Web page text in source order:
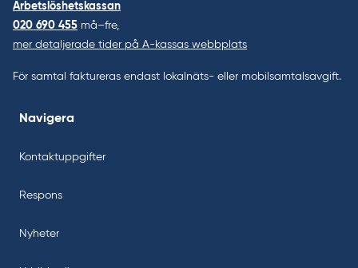
Arbetslöshetskassan
020 690 455 må–fre,
mer detaljerade tider på A-kassas webbplats
För samtal faktureras endast lokalnäts- eller mobilsamtalsavgift.
Navigera
Kontaktuppgifter
Respons
Nyheter